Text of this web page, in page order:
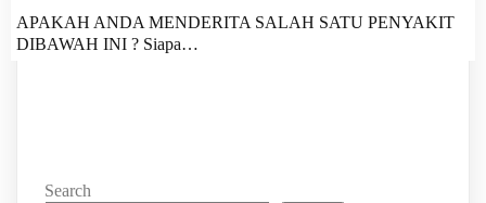
APAKAH ANDA MENDERITA SALAH SATU PENYAKIT
DIBAWAH INI ? Siapa…
Search